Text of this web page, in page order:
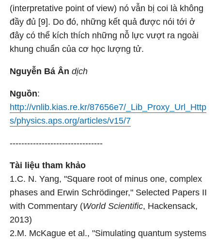
(interpretative point of view) nó vẫn bị coi là không
đầy đủ [9]. Do đó, những kết quả được nói tới ở
đây có thể kích thích những nỗ lực vượt ra ngoài
khung chuẩn của cơ học lượng tử.
Nguyễn Bá Ân dịch
Nguồn:
http://vnlib.kias.re.kr/87656e7/_Lib_Proxy_Url_Http
s/physics.aps.org/articles/v15/7
--------------------------------
Tài liệu tham khảo
1.C. N. Yang, "Square root of minus one, complex
phases and Erwin Schrödinger," Selected Papers II
with Commentary (World Scientific, Hackensack,
2013)
2.M. McKague et al., "Simulating quantum systems